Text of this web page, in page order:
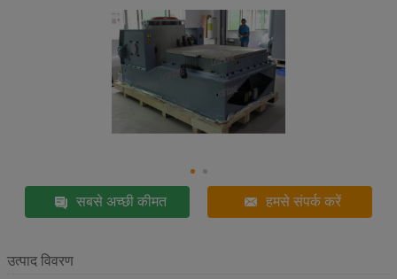
सबसे अच्छी कीमत हमसे संपर्क करें
उत्पाद विवरण